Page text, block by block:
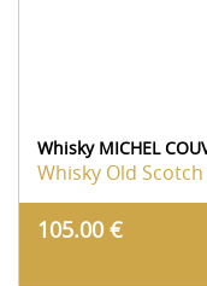
Whisky MICHEL
Whisky Old Scotch
105.00 €